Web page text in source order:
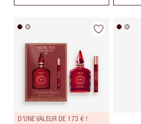
D'UNE VALEUR DE 173 € !